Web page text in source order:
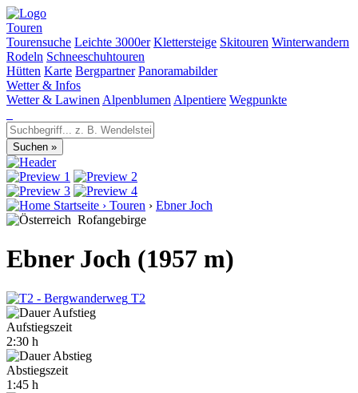
Touren
Tourensuche Leichte 3000er Klettersteige Skitouren Winterwandern
Rodeln Schneeschuhtouren
Hütten Karte Bergpartner Panoramabilder
Wetter & Infos
Wetter & Lawinen Alpenblumen Alpentiere Wegpunkte
Startseite › Touren › Ebner Joch
Rofangebirge
Ebner Joch (1957 m)
T2
Aufstiegszeit
2:30 h
Abstiegszeit
1:45 h